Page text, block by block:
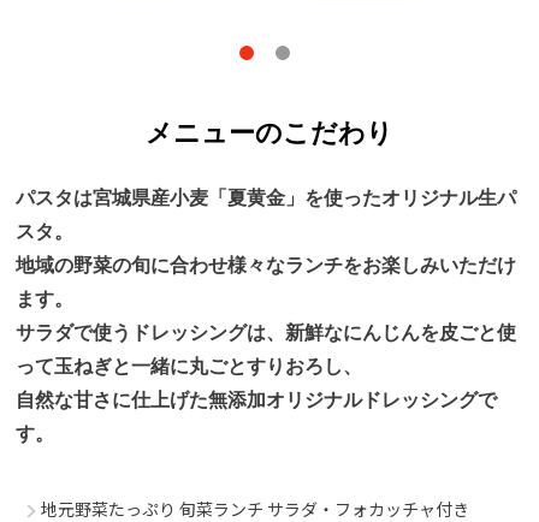
メニューのこだわり
パスタは宮城県産小麦「夏黄金」を使ったオリジナル生パ
スタ。
地域の野菜の旬に合わせ様々なランチをお楽しみいただけ
ます。
サラダで使うドレッシングは、新鮮なにんじんを皮ごと使
って玉ねぎと一緒に丸ごとすりおろし、
自然な甘さに仕上げた無添加オリジナルドレッシングで
す。
地元野菜たっぷり 旬菜ランチ サラダ・フォカッチャ付き